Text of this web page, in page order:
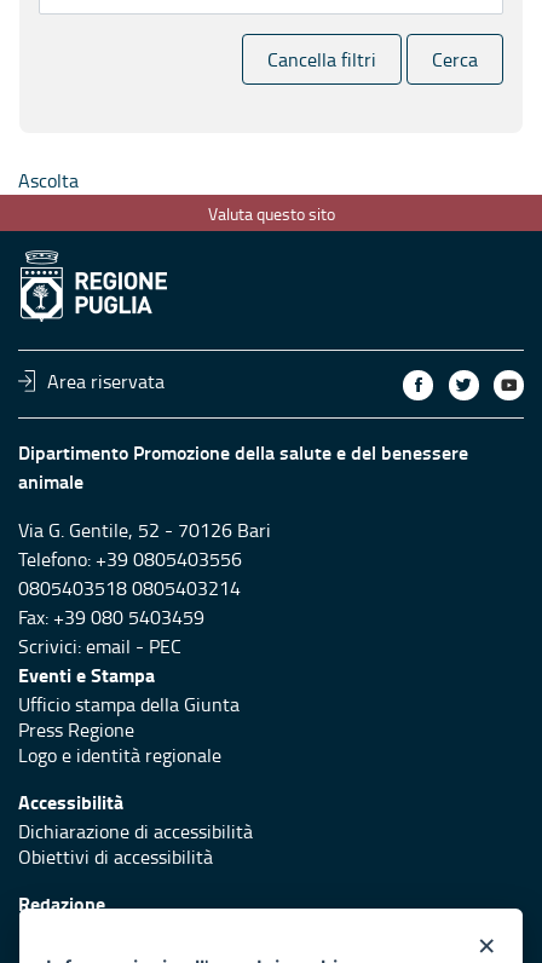
Cancella filtri Cerca
Ascolta
Valuta questo sito
Area riservata
Dipartimento Promozione della salute e del benessere
animale
Via G. Gentile, 52 - 70126 Bari
Telefono: +39 0805403556
0805403518 0805403214
Fax: +39 080 5403459
Scrivici:email - PEC
Eventi e Stampa
Ufficio stampa della Giunta
Press Regione
Logo e identità regionale
Accessibilità
Dichiarazione di accessibilità
Obiettivi di accessibilità
Redazione
×